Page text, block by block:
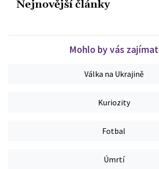
Nejnovější články
Mohlo by vás zajímat
Válka na Ukrajině
Kuriozity
Fotbal
Úmrtí